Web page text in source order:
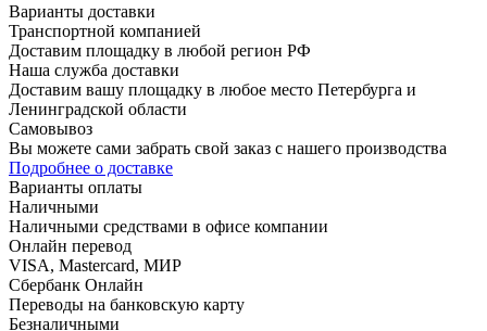
Варианты доставки
Транспортной компанией
Доставим площадку в любой регион РФ
Наша служба доставки
Доставим вашу площадку в любое место Петербурга и
Ленинградской области
Самовывоз
Вы можете сами забрать свой заказ с нашего производства
Подробнее о доставке
Варианты оплаты
Наличными
Наличными средствами в офисе компании
Онлайн перевод
VISA, Mastercard, МИР
Сбербанк Онлайн
Переводы на банковскую карту
Безналичными